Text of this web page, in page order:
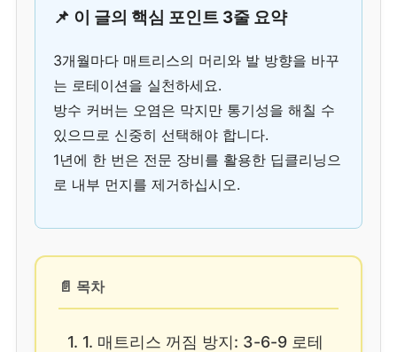
📌 이 글의 핵심 포인트 3줄 요약
3개월마다 매트리스의 머리와 발 방향을 바꾸
는 로테이션을 실천하세요.
방수 커버는 오염은 막지만 통기성을 해칠 수
있으므로 신중히 선택해야 합니다.
1년에 한 번은 전문 장비를 활용한 딥클리닝으
로 내부 먼지를 제거하십시오.
📄 목차
1. 1. 매트리스 꺼짐 방지: 3-6-9 로테